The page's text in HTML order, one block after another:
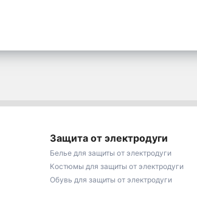
Защита от электродуги
Белье для защиты от электродуги
Костюмы для защиты от электродуги
Обувь для защиты от электродуги